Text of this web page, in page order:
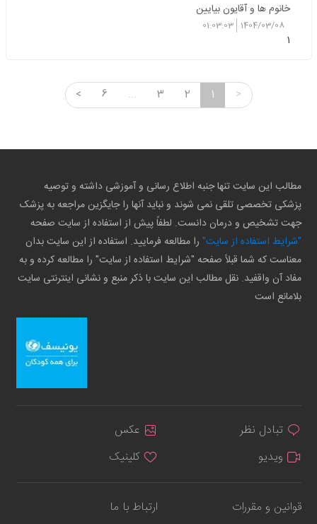
خانوم ها و آقایون بیایین
1404/03/08
01:03:03
1
>
1
2
3
...
6
<
مطالب این سایت تنها جنبه اطلاع رسانی و آموزشی داشته و توصیه
پزشکی تخصصی تلقی نمی شوند و نباید آنها را جایگزین مراجعه به پزشک
جهت تشخیص و درمان دانست. لطفاً پیش از استفاده از سایت صفحه
"شرایط استفاده از سایت" را مطالعه فرمایید. استفاده از این سایت بدان
معناست که شما قبلاً صفحه "شرایط استفاده از سایت" را مطالعه کرده و به
مفاد آن واقفید. نقل مطالب این سایت با ذکر منبع و نشانی اینترنتی سایت
بلامانع است
تبادل نظر
عکس
ویدیو
کلینیک
قوانین و مقررات ارتباط با ما